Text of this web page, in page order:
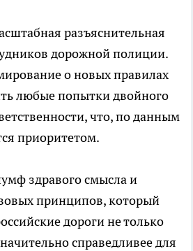
разъяснительная
дорожной полиции.
о новых правилах
любые попытки двойного
что, по данным
приоритетом.
здравого смысла и
принципов, который
дороги не только
справедливее для